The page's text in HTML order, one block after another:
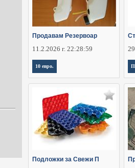
Продавам Резервоар
11.2.2026 г. 22:28:59
10 евро.
Подложки за Свежи П